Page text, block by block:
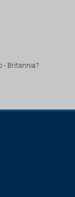
- Britannia?